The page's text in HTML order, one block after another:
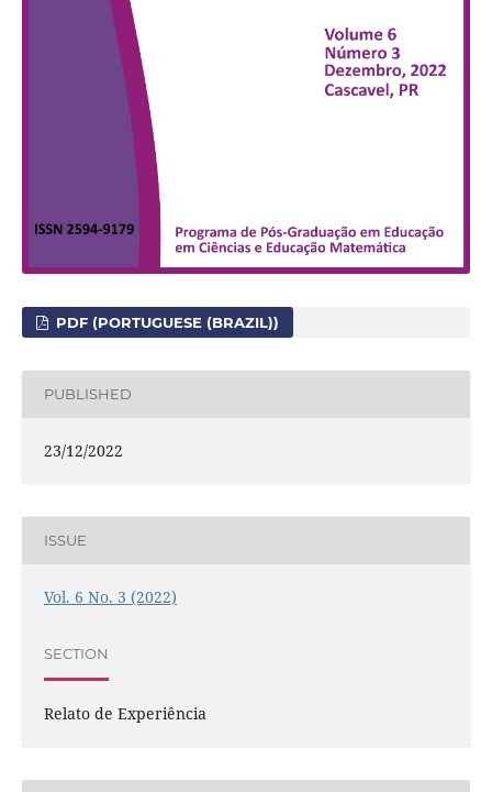
PDF (PORTUGUESE (BRAZIL))
PUBLISHED
23/12/2022
ISSUE
Vol. 6 No. 3 (2022)
SECTION
Relato de Experiência